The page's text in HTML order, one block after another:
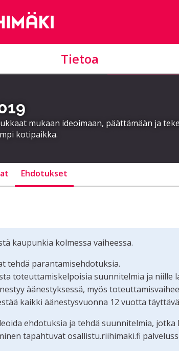
Tietoa
mukaan ideoimaan, päättämään ja
kotipaikka.
Ehdotukset
kaupunkia kolmessa vaiheessa.
tehdä parantamisehdotuksia.
toteuttamiskelpoisia suunnitelmia ja
äänestyksessä, myös
kaikki äänestysvuonna 12 vuotta
ehdotuksia ja tehdä suunnitelmia,
tapahtuvat osallistu.riihimaki.fi